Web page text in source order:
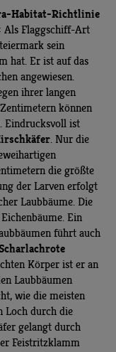
Habitat-Richtlinie
Als Flaggschiff-Art
sein
hat. Er ist auf das
angewiesen.
ihrer langen
können
Eindrucksvoll ist
. Nur die
die größte
der Larven erfolgt
Laubbäume. Die
Ein
führt auch
Körper ist er an
Laubbäumen
wie die meisten
Loch durch die
gelangt durch
Feistritzklamm